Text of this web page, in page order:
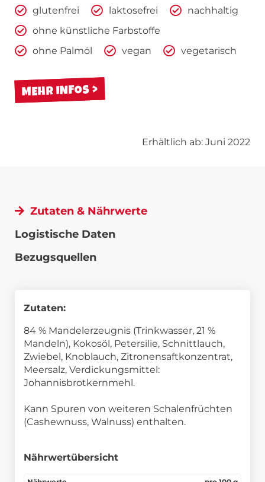
glutenfrei laktosefrei
nachhaltig
ohne künstliche Farbstoffe
ohne Palmöl
vegan vegetarisch
MEHR INFOS
Erhältlich ab: Juni 2022
Zutaten & Nährwerte
Logistische Daten
Bezugsquellen
Zutaten:
84 % Mandelerzeugnis (Trinkwasser, 21 %
Mandeln), Kokosöl, Petersilie, Schnittlauch,
Zwiebel, Knoblauch, Zitronensaftkonzentrat,
Meersalz, Verdickungsmittel:
Johannisbrotkernmehl.
Kann Spuren von weiteren Schalenfrüchten
(Cashewnuss, Walnuss) enthalten.
Nährwertübersicht